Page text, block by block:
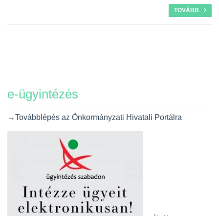
TOVÁBB
e-ügyintézés
→Továbblépés az Önkormányzati Hivatali Portálra